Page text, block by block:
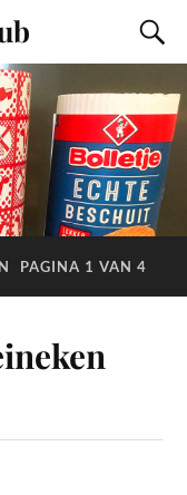
PAGINA 1 VAN 4